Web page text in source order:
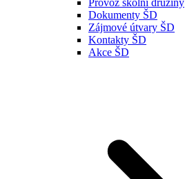
Provoz školní družiny
Dokumenty ŠD
Zájmové útvary ŠD
Kontakty ŠD
Akce ŠD